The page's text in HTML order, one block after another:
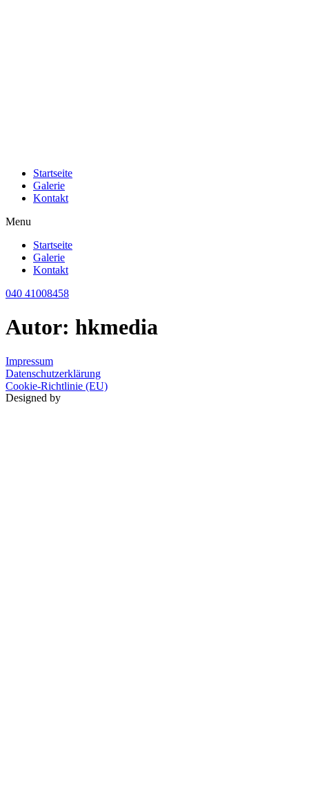
Startseite
Galerie
Kontakt
Menu
Startseite
Galerie
Kontakt
040 41008458
Autor: hkmedia
Impressum
Datenschutzerklärung
Cookie-Richtlinie (EU)
Designed by